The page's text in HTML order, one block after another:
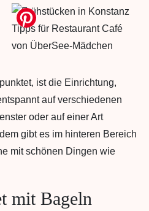
ist die Einrichtung,
auf verschiedenen
oder auf einer Art
gibt es im hinteren Bereich
mit schönen Dingen wie
mit Bageln